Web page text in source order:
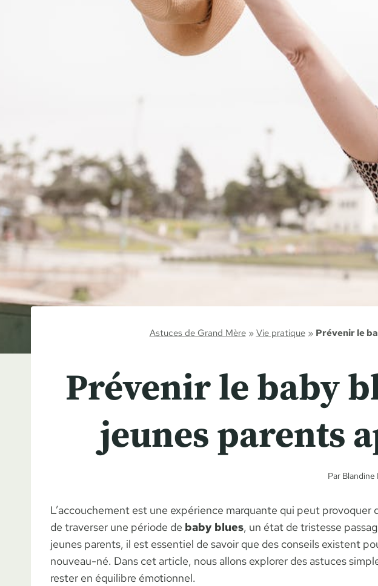
Astuces de Grand Mère»Vie pratique» Prévenir le
Prévenir le baby
jeunes parents
Par Blandine
L’accouchement est une expérience marquante qui peut provoquer
de traverser une période de baby blues, un état de tristesse
jeunes parents, il est essentiel de savoir que des conseils existent
nouveau-né. Dans cet article, nous allons explorer des astuces
rester en équilibre émotionnel.